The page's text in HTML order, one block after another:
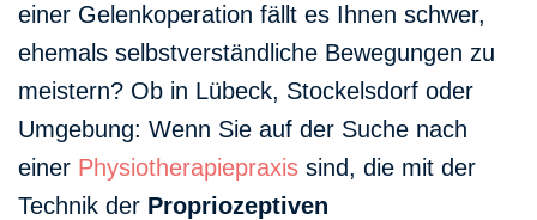
einer Gelenkoperation fällt es Ihnen schwer,
ehemals selbstverständliche Bewegungen zu
meistern? Ob in Lübeck, Stockelsdorf oder
Umgebung: Wenn Sie auf der Suche nach
einer Physiotherapiepraxis sind, die mit der
Technik der Propriozeptiven